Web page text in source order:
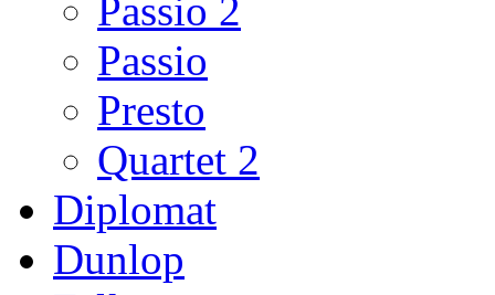
Passio 2
Passio
Presto
Quartet 2
Diplomat
Dunlop